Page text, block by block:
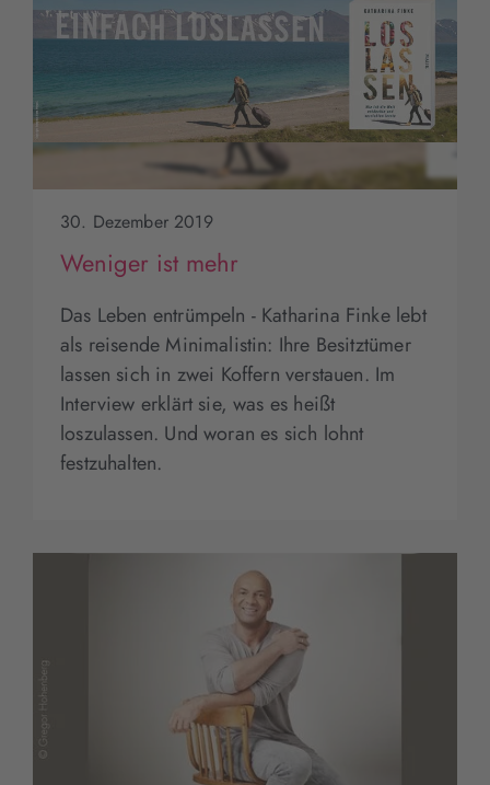
30. Dezember 2019
Weniger ist mehr
Das Leben entrümpeln - Katharina Finke lebt
als reisende Minimalistin: Ihre Besitztümer
lassen sich in zwei Koffern verstauen. Im
Interview erklärt sie, was es heißt
loszulassen. Und woran es sich lohnt
festzuhalten.